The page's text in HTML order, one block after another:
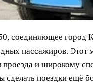
соединяющее город
пассажиров. Этот
и широкому
сделать поездки ещё